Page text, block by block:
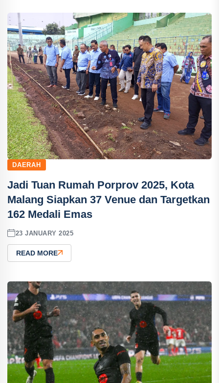
DAERAH
Jadi Tuan Rumah Porprov 2025, Kota
Malang Siapkan 37 Venue dan Targetkan
162 Medali Emas
23 JANUARY 2025
READ MORE